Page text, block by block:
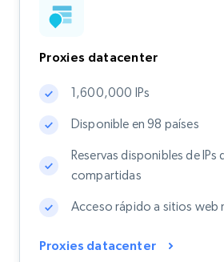
Proxies datacenter
1,600,000 IPs
Disponible en 98 países
Reservas disponibles de IPs
compartidas
Acceso rápido a sitios web
Proxies datacenter